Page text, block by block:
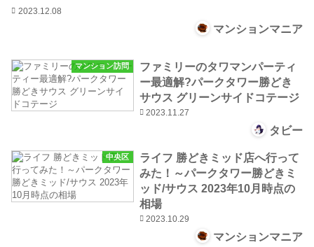
2023.12.08
マンションマニア
マンション訪問
ファミリーのタワマンパーティ
ー最適解?パークタワー勝どき
サウス グリーンサイドコテージ
2023.11.27
タビー
中央区
ライフ 勝どきミッド店へ行って
みた！～パークタワー勝どきミ
ッド/サウス 2023年10月時点の
相場
2023.10.29
マンションマニア